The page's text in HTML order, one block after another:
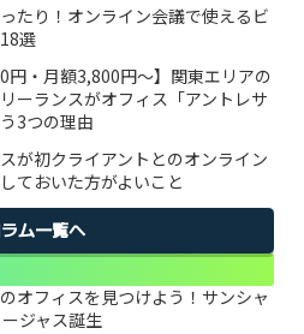
たり！オンライン会議で使えるビ
選
0円・月額3,800円〜】関東エリアの
ーランスがオフィス「アントレサ
3つの理由
が初クライアントとのオンライン
ておいた方がよいこと
ム一覧へ
オフィスを見つけよう！サンシャ
ジャス誕生